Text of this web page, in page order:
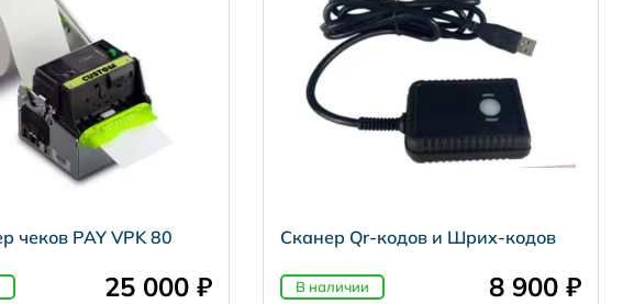
чеков PAY VPK 80
25 000 ₽
Сканер Qr-кодов и Шрих-кодов
В наличии 8 900 ₽